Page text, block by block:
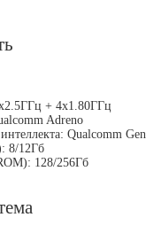
+ 4x1.80ГГц
Adreno
Qualcomm
8/12Гб
128/256Гб